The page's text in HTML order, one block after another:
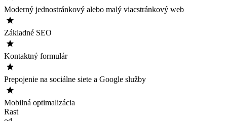
Moderný jednostránkový alebo malý viacstránkový web
Základné SEO
Kontaktný formulár
Prepojenie na sociálne siete a Google služby
Mobilná optimalizácia
Rast